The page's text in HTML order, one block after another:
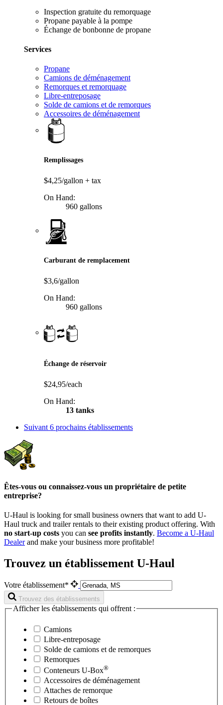
Inspection gratuite du remorquage
Propane payable à la pompe
Échange de bonbonne de propane
Services
Propane
Camions de déménagement
Remorques et remorquage
Libre-entreposage
Solde de camions et de remorques
Accessoires de déménagement
Remplissages
$4,25/gallon + tax
On Hand:
960 gallons
Carburant de remplacement
$3,6/gallon
On Hand:
960 gallons
Échange de réservoir
$24,95/each
On Hand:
13 tanks
Suivant 6 prochains établissements
Êtes-vous ou connaissez-vous un propriétaire de petite
entreprise?
U-Haul is looking for small business owners that want to add U-
Haul truck and trailer rentals to their existing product offering. With
no start-up costs you can see profits instantly. Become a U-Haul
Dealerand make your business more profitable!
Trouvez un établissement U-Haul
Votre établissement*
Trouvez des établissements
Afficher les établissements qui offrent :
Camions
Libre-entreposage
Solde de camions et de remorques
Remorques
Conteneurs U-Box®
Accessoires de déménagement
Attaches de remorque
Retours de boîtes